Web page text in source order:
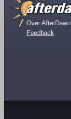
Over AfterDawn
Feedback